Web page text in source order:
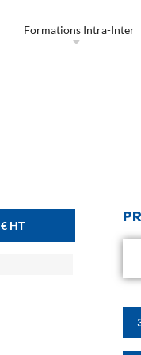
Formations Intra-Inter
€HT